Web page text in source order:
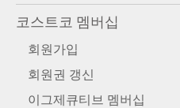
코스트코 멤버십
회원가입
회원권 갱신
이그제큐티브 멤버십